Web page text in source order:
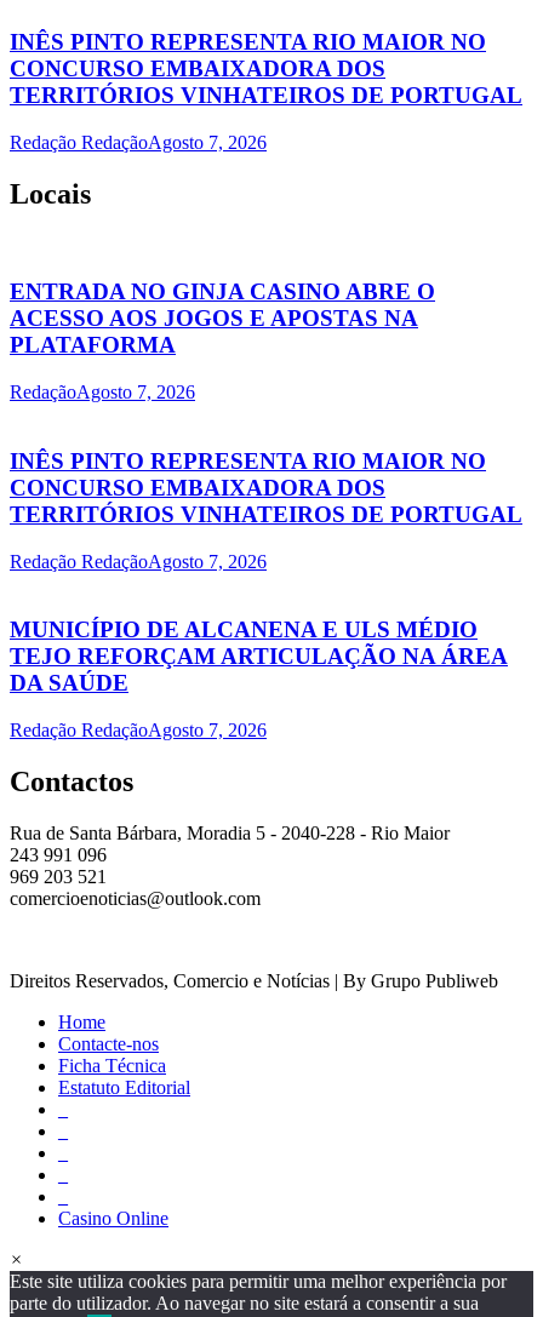
INÊS PINTO REPRESENTA RIO MAIOR NO
CONCURSO EMBAIXADORA DOS
TERRITÓRIOS VINHATEIROS DE PORTUGAL
Redação RedaçãoAgosto 7, 2026
Locais
ENTRADA NO GINJA CASINO ABRE O
ACESSO AOS JOGOS E APOSTAS NA
PLATAFORMA
RedaçãoAgosto 7, 2026
INÊS PINTO REPRESENTA RIO MAIOR NO
CONCURSO EMBAIXADORA DOS
TERRITÓRIOS VINHATEIROS DE PORTUGAL
Redação RedaçãoAgosto 7, 2026
MUNICÍPIO DE ALCANENA E ULS MÉDIO
TEJO REFORÇAM ARTICULAÇÃO NA ÁREA
DA SAÚDE
Redação RedaçãoAgosto 7, 2026
Contactos
Rua de Santa Bárbara, Moradia 5 - 2040-228 - Rio Maior
243 991 096
969 203 521
comercioenoticias@outlook.com
Direitos Reservados, Comercio e Notícias | By Grupo Publiweb
Home
Contacte-nos
Ficha Técnica
Estatuto Editorial
Casino Online
×
Este site utiliza cookies para permitir uma melhor experiência por
parte do utilizador. Ao navegar no site estará a consentir a sua